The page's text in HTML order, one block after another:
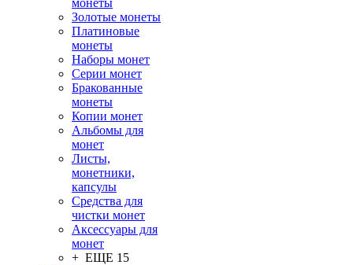
монеты
Золотые монеты
Платиновые
монеты
Наборы монет
Серии монет
Бракованные
монеты
Копии монет
Альбомы для
монет
Листы,
монетники,
капсулы
Средства для
чистки монет
Аксессуары для
монет
+ ЕЩЕ 15